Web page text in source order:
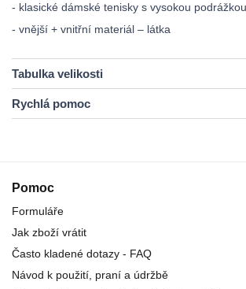
- klasické dámské tenisky s vysokou podrážkou
- vnější + vnitřní materiál – látka
Tabulka velikosti
Rychlá pomoc
Pomoc
Formuláře
Jak zboží vrátit
Často kladené dotazy - FAQ
Návod k použití, praní a údržbě